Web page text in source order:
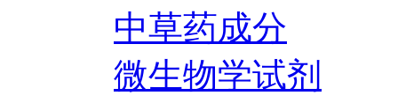
中草药成分
微生物学试剂